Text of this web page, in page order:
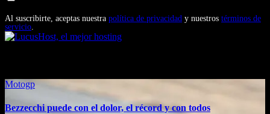
Al suscribirte, aceptas nuestra política de privacidad y nuestros términos de
servicio.
Motogp
Bezzecchi puede con el dolor, el récord y con todos